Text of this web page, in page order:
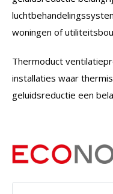
woningen of
Thermoduct
installaties waar
geluidsreductie een